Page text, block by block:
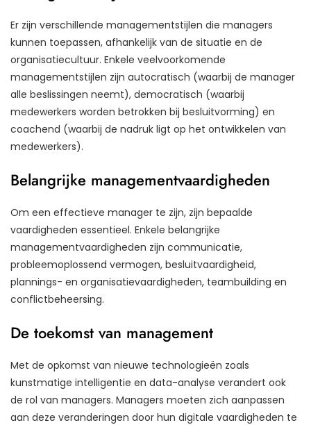
Er zijn verschillende managementstijlen die managers
kunnen toepassen, afhankelijk van de situatie en de
organisatiecultuur. Enkele veelvoorkomende
managementstijlen zijn autocratisch (waarbij de manager
alle beslissingen neemt), democratisch (waarbij
medewerkers worden betrokken bij besluitvorming) en
coachend (waarbij de nadruk ligt op het ontwikkelen van
medewerkers).
Belangrijke managementvaardigheden
Om een effectieve manager te zijn, zijn bepaalde
vaardigheden essentieel. Enkele belangrijke
managementvaardigheden zijn communicatie,
probleemoplossend vermogen, besluitvaardigheid,
plannings- en organisatievaardigheden, teambuilding en
conflictbeheersing.
De toekomst van management
Met de opkomst van nieuwe technologieën zoals
kunstmatige intelligentie en data-analyse verandert ook
de rol van managers. Managers moeten zich aanpassen
aan deze veranderingen door hun digitale vaardigheden te